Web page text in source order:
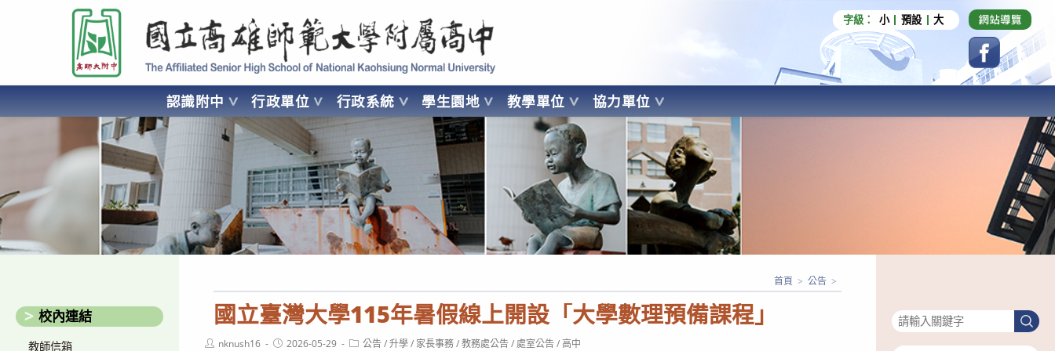
要
容
國立高雄師範大學附屬高級中學 Affiliated Senior High School of National Kaohsiung Normal University
字級： 小 預設 大
認識附中 行政單位 行政系統 學生園地 教學單位 協力單位
AFFILIATED SENIOR HIGH SCHOOL OF NATIONAL KAOHSIUNG NORMAL UNIVERSITY
國立臺灣大學115年暑假線上開設「大學數理預備課程」
首頁 > 公告 >
Postnknush16
Post2026-05-29
Post公告 / 升學 / 家長事務 / 教務處公告 / 處室公告 / 高中
校內連結
教師信箱
搜
尋